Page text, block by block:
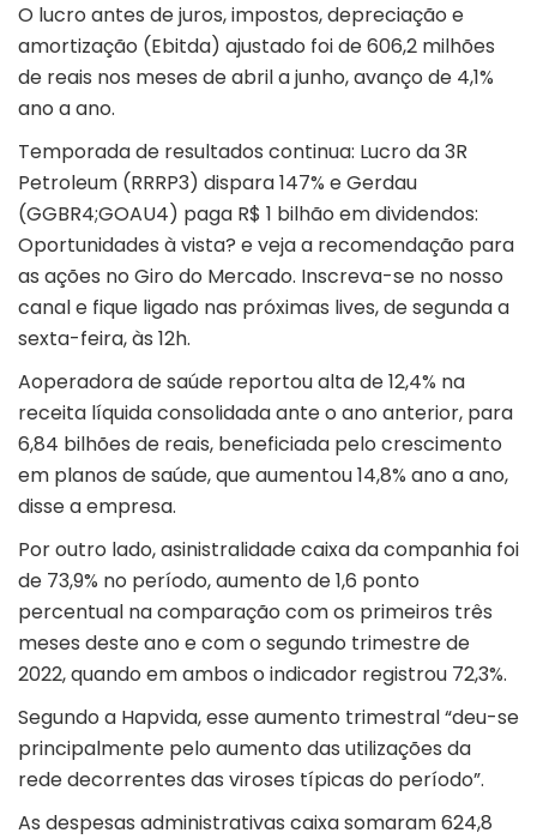
O lucro antes de juros, impostos, depreciação e
amortização (Ebitda) ajustado foi de 606,2 milhões
de reais nos meses de abril a junho, avanço de 4,1%
ano a ano.
Temporada de resultados continua: Lucro da 3R
Petroleum (RRRP3) dispara 147% e Gerdau
(GGBR4;GOAU4) paga R$ 1 bilhão em dividendos:
Oportunidades à vista? e veja a recomendação para
as ações no Giro do Mercado. Inscreva-se no nosso
canal e fique ligado nas próximas lives, de segunda a
sexta-feira, às 12h.
Aoperadora de saúde reportou alta de 12,4% na
receita líquida consolidada ante o ano anterior, para
6,84 bilhões de reais, beneficiada pelo crescimento
em planos de saúde, que aumentou 14,8% ano a ano,
disse a empresa.
Por outro lado, asinistralidade caixa da companhia foi
de 73,9% no período, aumento de 1,6 ponto
percentual na comparação com os primeiros três
meses deste ano e com o segundo trimestre de
2022, quando em ambos o indicador registrou 72,3%.
Segundo a Hapvida, esse aumento trimestral “deu-se
principalmente pelo aumento das utilizações da
rede decorrentes das viroses típicas do período”.
As despesas administrativas caixa somaram 624,8